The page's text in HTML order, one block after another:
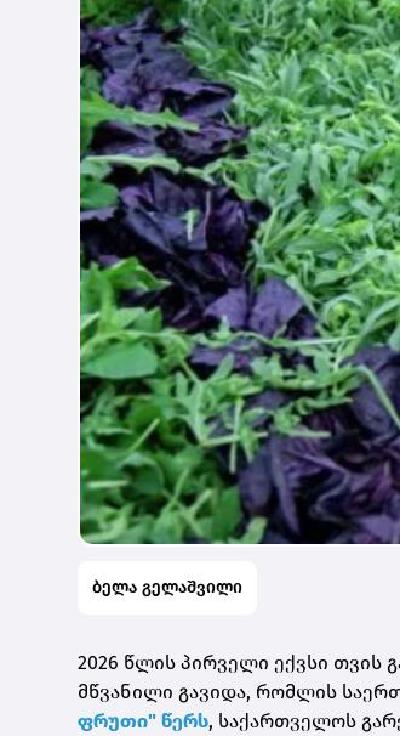
ბელა გელაშვილი
2026 წლის პირველი ექვსი თვის
მწვანილი გავიდა, რომლის
ფრუთი" წერს, საქართველოს